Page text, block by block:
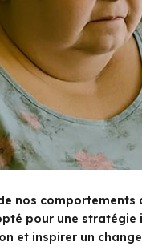
nos comportements
pour une stratégie
et inspirer un